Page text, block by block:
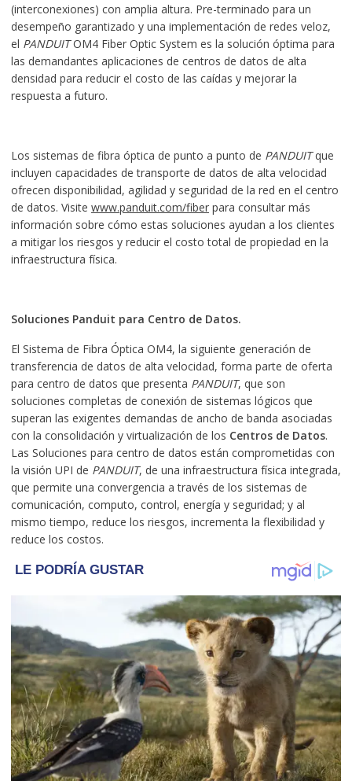
(interconexiones) con amplia altura. Pre-terminado para un
desempeño garantizado y una implementación de redes veloz,
el PANDUITOM4 Fiber Optic System es la solución óptima para
las demandantes aplicaciones de centros de datos de alta
densidad para reducir el costo de las caídas y mejorar la
respuesta a futuro.
Los sistemas de fibra óptica de punto a punto de PANDUITque
incluyen capacidades de transporte de datos de alta velocidad
ofrecen disponibilidad, agilidad y seguridad de la red en el centro
de datos. Visite www.panduit.com/fiberpara consultar más
información sobre cómo estas soluciones ayudan a los clientes
a mitigar los riesgos y reducir el costo total de propiedad en la
infraestructura física.
Soluciones Panduit para Centro de Datos.
El Sistema de Fibra Óptica OM4, la siguiente generación de
transferencia de datos de alta velocidad, forma parte de oferta
para centro de datos que presenta PANDUIT, que son
soluciones completas de conexión de sistemas lógicos que
superan las exigentes demandas de ancho de banda asociadas
con la consolidación y virtualización de los Centros de Datos.
Las Soluciones para centro de datos están comprometidas con
la visión UPI de PANDUIT, de una infraestructura física integrada,
que permite una convergencia a través de los sistemas de
comunicación, computo, control, energía y seguridad; y al
mismo tiempo, reduce los riesgos, incrementa la flexibilidad y
reduce los costos.